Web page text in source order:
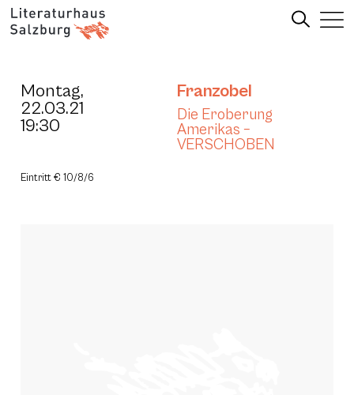
Montag,
22.03.21
19:30
Franzobel
Die Eroberung
Amerikas –
VERSCHOBEN
Eintritt € 10/8/6